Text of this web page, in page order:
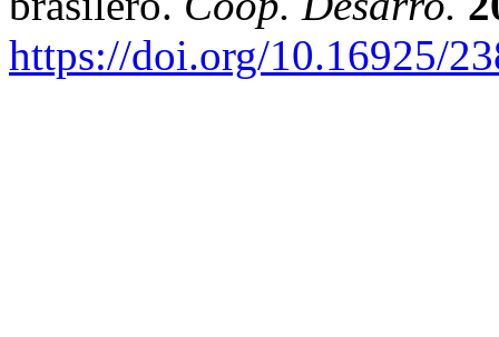
https://doi.org/10.16925/